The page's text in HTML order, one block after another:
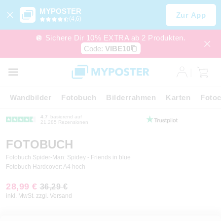
MYPOSTER
(4,6) Zur App
🪩 Sichere Dir 10% EXTRA ab 2 Produkten.
Code: VIBE10
Wandbilder Fotobuch Bilderrahmen Karten
4.7
basierend auf
21.285 Rezensionen
FOTOBUCH
Fotobuch Spider-Man: Spidey - Friends in blue
Fotobuch Hardcover: A4 hoch
28,99 € 36,29 €
inkl. MwSt. zzgl. Versand